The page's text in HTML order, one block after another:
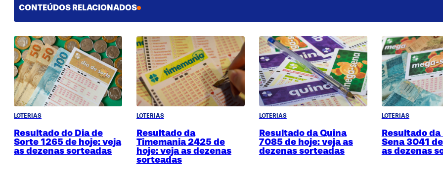
CONTEÚDOS RELACIONADOS
LOTERIAS
Resultado do Dia de
Sorte 1265 de hoje: veja
as dezenas sorteadas
LOTERIAS
Resultado da
Timemania 2425 de
hoje: veja as dezenas
sorteadas
LOTERIAS
Resultado da Quina
7085 de hoje: veja as
dezenas sorteadas
LOTERIAS
Resultado
Sena 3041
as dezenas